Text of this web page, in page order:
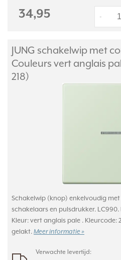
34,95 -
JUNG schakelwip met
Couleurs vert anglais
218)
Schakelwip (knop) enkelvoudig
schakelaars en pulsdrukker. LC990.
Kleur: vert anglais pale . Kleurcode:
gelakt. Meer informatie »
Verwachte levertijd: